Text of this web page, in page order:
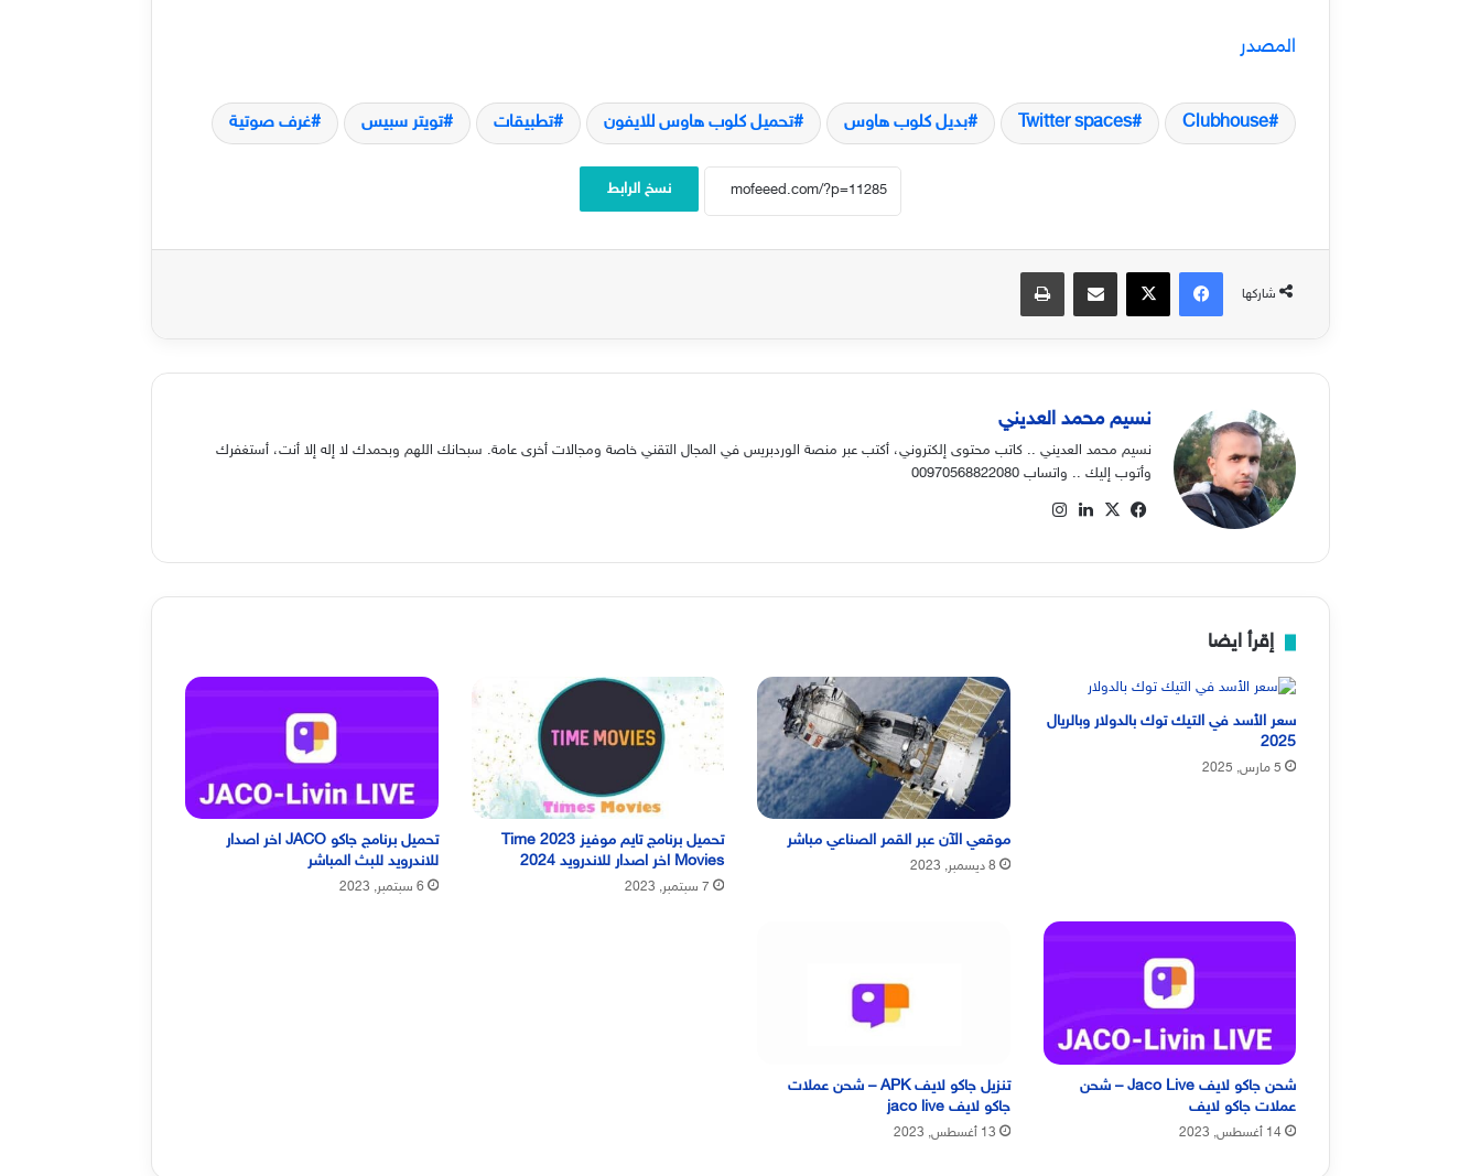
المصدر
Clubhouse
Twitter spaces بديل كلوب هاوس تحميل كلوب هاوس للايفون تطبيقات تويتر سبيس غرف صوتية
نسخ الرابط
شاركها
فيسبوك‫X مشاركة عبر البريد طباعة
نسيم محمد العديني
نسيم محمد العديني .. كاتب محتوى إلكتروني، أكتب عبر منصة الوردبريس في المجال التقني خاصة ومجالات أخرى عامة. سبحانك اللهم وبحمدك لا إله إلا أنت، أستغفرك
وأتوب إليك .. واتساب 00970568822080
فيسبوك
‫X لينكدإن
إقرأ ايضا
سعر الأسد في التيك توك بالدولار وبالريال
2025
5 مارس, 2025
موقعي الآن عبر القمر الصناعي مباشر
8 ديسمبر, 2023
تحميل برنامج تايم موفيز 2023 Time
Movies اخر اصدار للاندرويد 2024
7 سبتمبر, 2023
تحميل برنامج جاكو JACO اخر اصدار
للاندرويد للبث المباشر
6 سبتمبر, 2023
شحن جاكو لايف Jaco Live – شحن
عملات جاكو لايف
14 أغسطس, 2023
تنزيل جاكو لايف APK – شحن عملات
جاكو لايف jaco live
13 أغسطس, 2023